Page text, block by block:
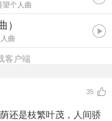
望个人曲
）
曲
客户端
35
还是枝繁叶茂，人间骄